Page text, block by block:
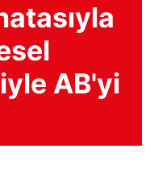
AB'yi